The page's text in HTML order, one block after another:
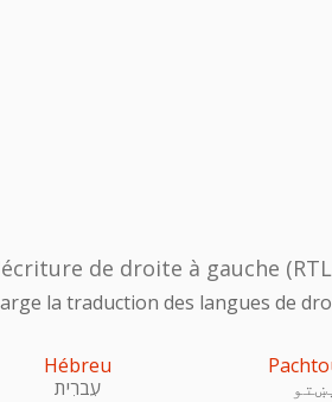
de droite à gauche
la traduction des langues de
Hébreu
עִברִית